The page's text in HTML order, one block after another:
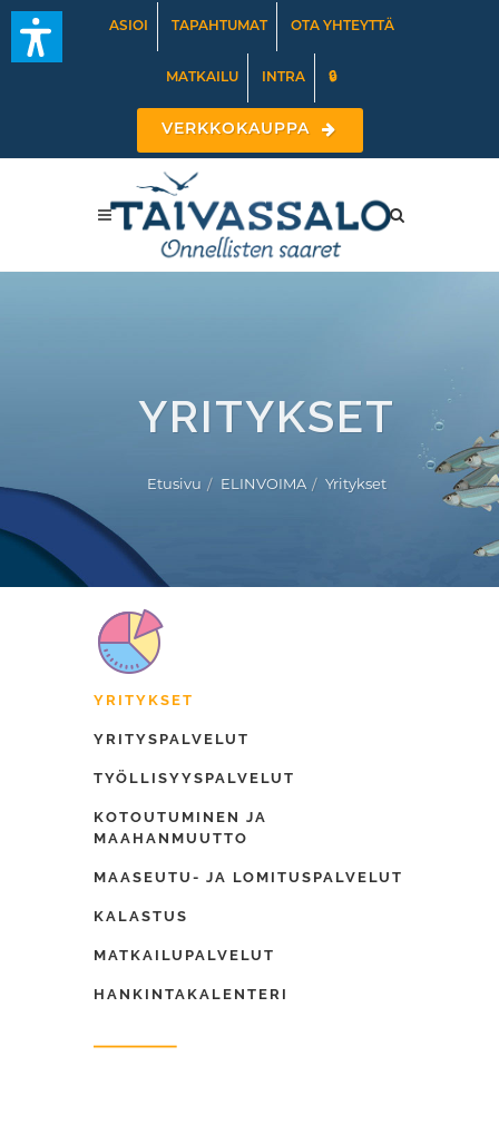
ASIOI TAPAHTUMAT OTA YHTEYTTÄ
MATKAILU INTRA 🔒
VERKKOKAUPPA
YRITYKSET
Etusivu ELINVOIMA Yritykset
YRITYKSET
YRITYSPALVELUT
TYÖLLISYYSPALVELUT
KOTOUTUMINEN JA
MAAHANMUUTTO
MAASEUTU- JA LOMITUSPALVELUT
KALASTUS
MATKAILUPALVELUT
HANKINTAKALENTERI